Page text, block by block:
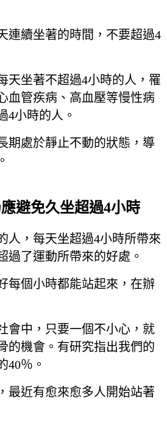
連續坐著的時間，不要超過4
天坐著不超過4小時的人，罹
血管疾病、高血壓等慢性病
4小時的人。
期處於靜止不動的狀態，導
避免久坐超過4小時
人，每天坐超過4小時所帶來
過了運動所帶來的好處。
每個小時都能站起來，在辦
會中，只要一個不小心，就
的機會。有研究指出我們的
40％。
最近有愈來愈多人開始站著